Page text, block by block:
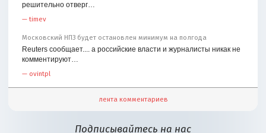
решительно отверг…
—timev
Московский НПЗ будет остановлен минимум на полгода
Reuters сообщает.... а российские власти и журналисты никак не
комментируют…
— ovintpl
лента комментариев
Подписывайтесь на нас